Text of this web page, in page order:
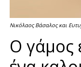
Νικόλαος Βάσαλος και
Ο γάμος